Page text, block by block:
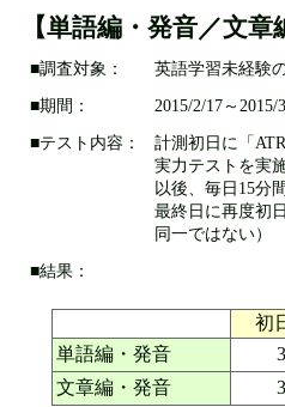
【単語編・発音／文
■調査対象：
英語学習未経験
■期間：
2015/2/17～
■テスト内容：
計測初日に「
実力テストを実施
以後、毎日15分
最終日に再度初
同一ではない）
■結果：
初
単語編・発音
文章編・発音